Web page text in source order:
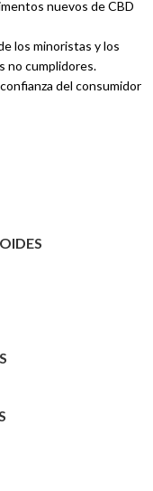
nuevos de CBD
los minoristas y los
no cumplidores.
del consumidor